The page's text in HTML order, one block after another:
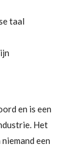
taal
en is een
Het
een